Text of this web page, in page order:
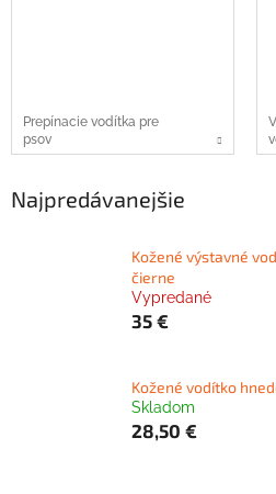
Prepínacie vodítka pre
psov
Najpredávanejšie
Kožené výstavné
čierne
Vypredané
35 €
Kožené vodítko
Skladom
28,50 €